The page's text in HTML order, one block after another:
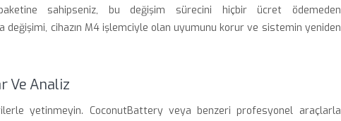
sahipseniz, bu değişim sürecini hiçbir ücret ödemeden
cihazın M4 işlemciyle olan uyumunu korur ve sistemin yeniden
Ve Analiz
yetinmeyin. CoconutBattery veya benzeri profesyonel araçlarla